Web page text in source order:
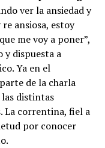
ver la ansiedad y
ansiosa, estoy
me voy a poner”,
y dispuesta a
Ya en el
de la charla
distintas
La correntina, fiel a
por conocer